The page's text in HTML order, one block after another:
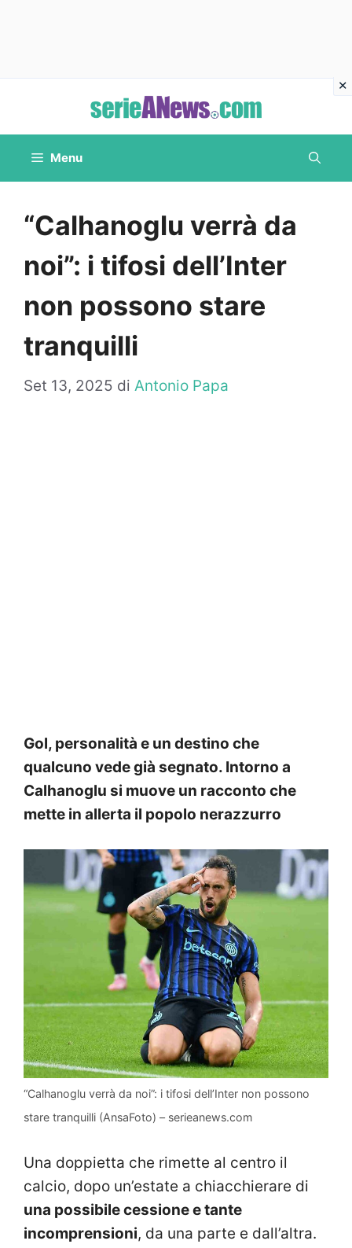
contenuto
Menu
“Calhanoglu verrà da
noi”: i tifosi dell’Inter
non possono stare
tranquilli
Set 13, 2025 di Antonio Papa
Gol, personalità e un destino che
qualcuno vede già segnato. Intorno a
Calhanoglu si muove un racconto che
mette in allerta il popolo nerazzurro
“Calhanoglu verrà da noi”: i tifosi dell’Inter non possono
stare tranquilli (AnsaFoto) – serieanews.com
Una doppietta che rimette al centro il
calcio, dopo un’estate a chiacchierare di
una possibile cessione e tante
incomprensioni, da una parte e dall’altra.